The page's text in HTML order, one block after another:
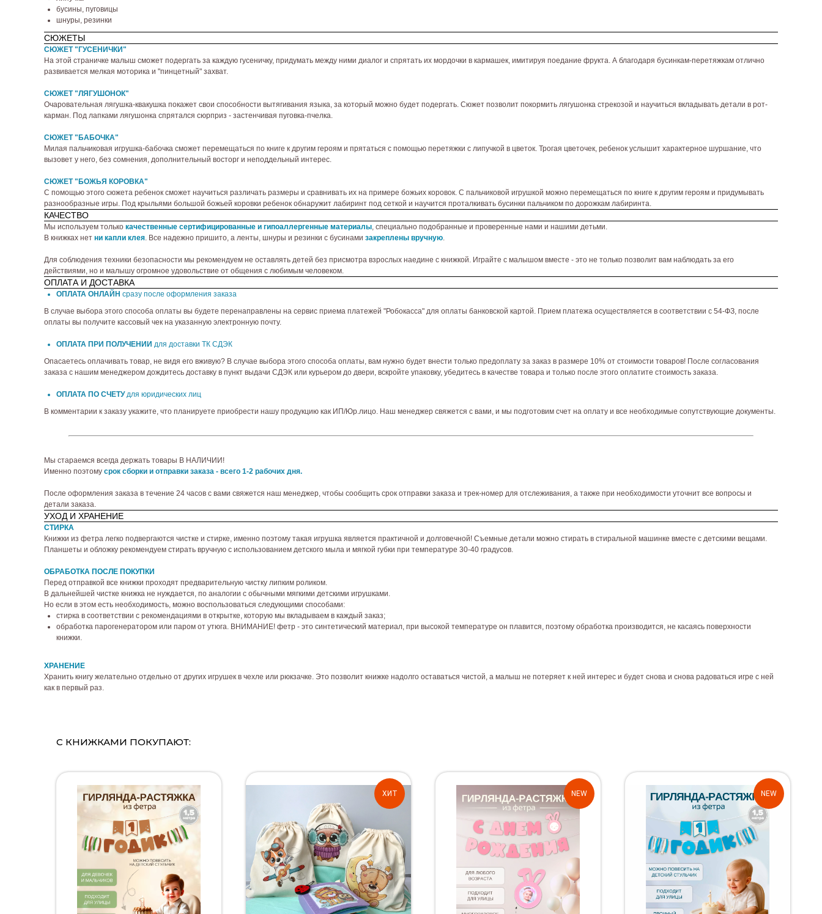
бусины, пуговицы
шнуры, резинки
СЮЖЕТЫ
СЮЖЕТ "ГУСЕНИЧКИ"
На этой страничке малыш сможет подергать за каждую гусеничку, придумать между ними диалог и спрятать их мордочки в кармашек, имитируя поедание фрукта. А благодаря бусинкам-перетяжкам отлично
развивается мелкая моторика и "пинцетный" захват.
СЮЖЕТ "ЛЯГУШОНОК"
Очаровательная лягушка-квакушка покажет свои способности вытягивания языка, за который можно будет подергать. Сюжет позволит покормить лягушонка стрекозой и научиться вкладывать детали в рот-
карман. Под лапками лягушонка спрятался сюрприз - застенчивая пуговка-пчелка.
СЮЖЕТ "БАБОЧКА"
Милая пальчиковая игрушка-бабочка сможет перемещаться по книге к другим героям и прятаться с помощью перетяжки с липучкой в цветок. Трогая цветочек, ребенок услышит характерное шуршание, что
вызовет у него, без сомнения, дополнительный восторг и неподдельный интерес.
СЮЖЕТ "БОЖЬЯ КОРОВКА"
С помощью этого сюжета ребенок сможет научиться различать размеры и сравнивать их на примере божьих коровок. С пальчиковой игрушкой можно перемещаться по книге к другим героям и придумывать
разнообразные игры. Под крыльями большой божьей коровки ребенок обнаружит лабиринт под сеткой и научится проталкивать бусинки пальчиком по дорожкам лабиринта.
КАЧЕСТВО
Мы используем только качественные сертифицированные и гипоаллергенные материалы, специально подобранные и проверенные нами и нашими детьми.
В книжках нет ни капли клея. Все надежно пришито, а ленты, шнуры и резинки с бусинами закреплены вручную.
Для соблюдения техники безопасности мы рекомендуем не оставлять детей без присмотра взрослых наедине с книжкой. Играйте с малышом вместе - это не только позволит вам наблюдать за его
действиями, но и малышу огромное удовольствие от общения с любимым человеком.
ОПЛАТА И ДОСТАВКА
ОПЛАТА ОНЛАЙН сразу после оформления заказа
В случае выбора этого способа оплаты вы будете перенаправлены на сервис приема платежей "Робокасса" для оплаты банковской картой. Прием платежа осуществляется в соответствии с 54-ФЗ, после
оплаты вы получите кассовый чек на указанную электронную почту.
ОПЛАТА ПРИ ПОЛУЧЕНИИ для доставки ТК СДЭК
Опасаетесь оплачивать товар, не видя его вживую? В случае выбора этого способа оплаты, вам нужно будет внести только предоплату за заказ в размере 10% от стоимости товаров! После согласования
заказа с нашим менеджером дождитесь доставку в пункт выдачи СДЭК или курьером до двери, вскройте упаковку, убедитесь в качестве товара и только после этого оплатите стоимость заказа.
ОПЛАТА ПО СЧЕТУдля юридических лиц
В комментарии к заказу укажите, что планируете приобрести нашу продукцию как ИП/Юр.лицо. Наш менеджер свяжется с вами, и мы подготовим счет на оплату и все необходимые сопутствующие документы.
Мы стараемся всегда держать товары В НАЛИЧИИ!
Именно поэтому срок сборки и отправки заказа - всего 1-2 рабочих дня.
После оформления заказа в течение 24 часов с вами свяжется наш менеджер, чтобы сообщить срок отправки заказа и трек-номер для отслеживания, а также при необходимости уточнит все вопросы и
детали заказа.
УХОД И ХРАНЕНИЕ
СТИРКА
Книжки из фетра легко подвергаются чистке и стирке, именно поэтому такая игрушка является практичной и долговечной! Съемные детали можно стирать в стиральной машинке вместе с детскими вещами.
Планшеты и обложку рекомендуем стирать вручную с использованием детского мыла и мягкой губки при температуре 30-40 градусов.
ОБРАБОТКА ПОСЛЕ ПОКУПКИ
Перед отправкой все книжки проходят предварительную чистку липким роликом.
В дальнейшей чистке книжка не нуждается, по аналогии с обычными мягкими детскими игрушками.
Но если в этом есть необходимость, можно воспользоваться следующими способами:
стирка в соответствии с рекомендациями в открытке, которую мы вкладываем в каждый заказ;
обработка парогенератором или паром от утюга. ВНИМАНИЕ! фетр - это синтетический материал, при высокой температуре он плавится, поэтому обработка производится, не касаясь поверхности
книжки.
ХРАНЕНИЕ
Хранить книгу желательно отдельно от других игрушек в чехле или рюкзачке. Это позволит книжке надолго оставаться чистой, а малыш не потеряет к ней интерес и будет снова и снова радоваться игре с ней
как в первый раз.
С КНИЖКАМИ ПОКУПАЮТ:
ХИТ NEW NEW